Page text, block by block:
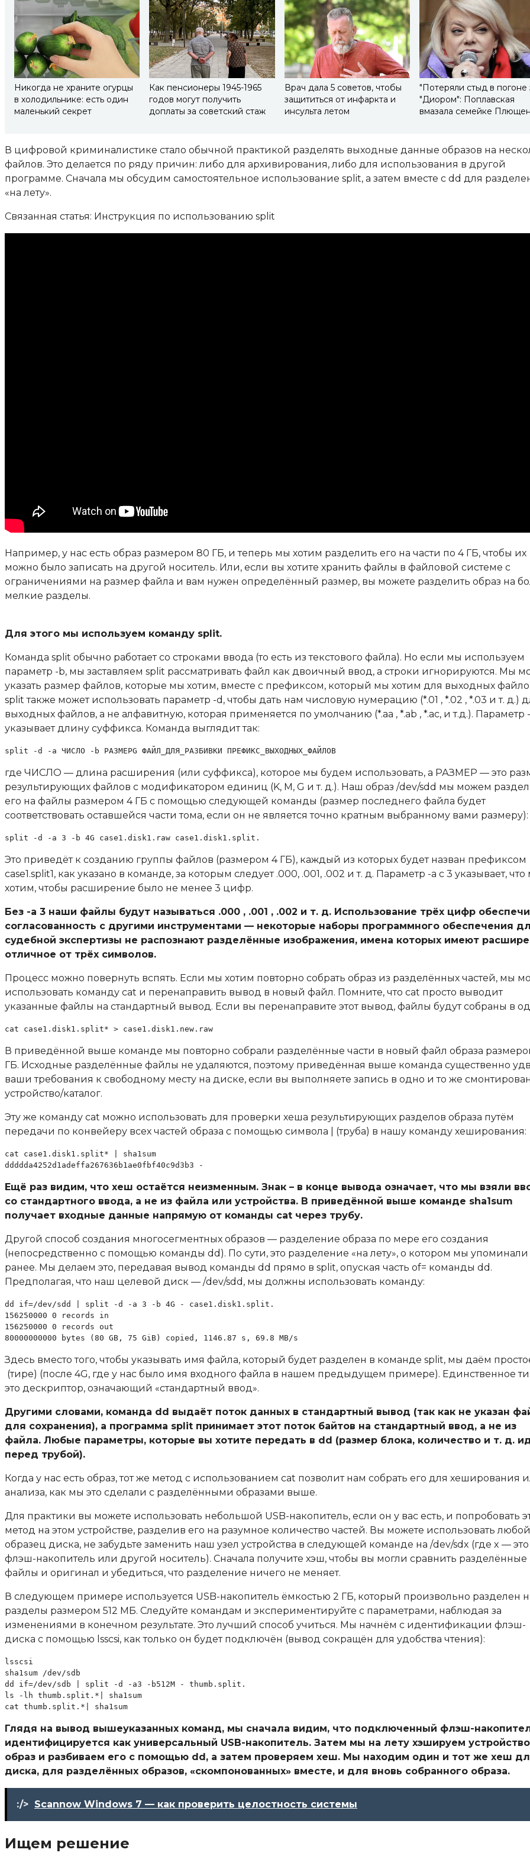
Никогда не храните огурцы
в холодильнике: есть один
маленький секрет
Как пенсионеры 1945-1965
годов могут получить
доплаты за советский стаж
Врач дала 5 советов, чтобы
защититься от инфаркта и
инсульта летом
"Потеряли стыд в погоне
"Диором": Поплавская
вмазала семейке
В цифровой криминалистике стало обычной практикой разделять выходные данные образов на
файлов. Это делается по ряду причин: либо для архивирования, либо для использования в другой
программе. Сначала мы обсудим самостоятельное использование split, а затем вместе с dd для
«на лету».
Связанная статья: Инструкция по использованию split
Например, у нас есть образ размером 80 ГБ, и теперь мы хотим разделить его на части по 4 ГБ, чтобы их
можно было записать на другой носитель. Или, если вы хотите хранить файлы в файловой системе с
ограничениями на размер файла и вам нужен определённый размер, вы можете разделить образ на
мелкие разделы.
Для этого мы используем команду split.
Команда split обычно работает со строками ввода (то есть из текстового файла). Но если мы используем
параметр -b, мы заставляем split рассматривать файл как двоичный ввод, а строки игнорируются. Мы
указать размер файлов, которые мы хотим, вместе с префиксом, который мы хотим для выходных
split также может использовать параметр -d, чтобы дать нам числовую нумерацию (*.01 , *.02 , *.03 и т. д.)
выходных файлов, а не алфавитную, которая применяется по умолчанию (*.aa , *.ab , *.ac, и т.д.). Параметр
указывает длину суффикса. Команда выглядит так:
split -d -a ЧИСЛО -b РАЗМЕРG ФАЙЛ_ДЛЯ_РАЗБИВКИ ПРЕФИКС_ВЫХОДНЫХ_ФАЙЛОВ
где ЧИСЛО — длина расширения (или суффикса), которое мы будем использовать, а РАЗМЕР — это
результирующих файлов с модификатором единиц (K, M, G и т. д.). Наш образ /dev/sdd мы можем
его на файлы размером 4 ГБ с помощью следующей команды (размер последнего файла будет
соответствовать оставшейся части тома, если он не является точно кратным выбранному вами размеру):
split -d -a 3 -b 4G case1.disk1.raw case1.disk1.split.
Это приведёт к созданию группы файлов (размером 4 ГБ), каждый из которых будет назван префиксом
case1.split1, как указано в команде, за которым следует .000, .001, .002 и т. д. Параметр -a с 3 указывает, что
хотим, чтобы расширение было не менее 3 цифр.
Без -a 3 наши файлы будут называться .000 , .001 , .002 и т. д. Использование трёх цифр
согласованность с другими инструментами — некоторые наборы программного обеспечения
судебной экспертизы не распознают разделённые изображения, имена которых имеют
отличное от трёх символов.
Процесс можно повернуть вспять. Если мы хотим повторно собрать образ из разделённых частей, мы
использовать команду cat и перенаправить вывод в новый файл. Помните, что cat просто выводит
указанные файлы на стандартный вывод. Если вы перенаправите этот вывод, файлы будут собраны в
cat case1.disk1.split* > case1.disk1.new.raw
В приведённой выше команде мы повторно собрали разделённые части в новый файл образа
ГБ. Исходные разделённые файлы не удаляются, поэтому приведённая выше команда существенно
ваши требования к свободному месту на диске, если вы выполняете запись в одно и то же
устройство/каталог.
Эту же команду cat можно использовать для проверки хеша результирующих разделов образа путём
передачи по конвейеру всех частей образа с помощью символа | (труба) в нашу команду хеширования:
cat case1.disk1.split* | sha1sum
ddddda4252d1adeffa267636b1ae0fbf40c9d3b3 -
Ещё раз видим, что хеш остаётся неизменным. Знак – в конце вывода означает, что мы взяли
со стандартного ввода, а не из файла или устройства. В приведённой выше команде sha1sum
получает входные данные напрямую от команды cat через трубу.
Другой способ создания многосегментных образов — разделение образа по мере его создания
(непосредственно с помощью команды dd). По сути, это разделение «на лету», о котором мы упоминали
ранее. Мы делаем это, передавая вывод команды dd прямо в split, опуская часть of= команды dd.
Предполагая, что наш целевой диск — /dev/sdd, мы должны использовать команду:
dd if=/dev/sdd | split -d -a 3 -b 4G - case1.disk1.split.
156250000 0 records in
156250000 0 records out
80000000000 bytes (80 GB, 75 GiB) copied, 1146.87 s, 69.8 MB/s
Здесь вместо того, чтобы указывать имя файла, который будет разделен в команде split, мы даём
(тире) (после 4G, где у нас было имя входного файла в нашем предыдущем примере). Единственное
это дескриптор, означающий «стандартный ввод».
Другими словами, команда dd выдаёт поток данных в стандартный вывод (так как не указан
для сохранения), а программа split принимает этот поток байтов на стандартный ввод, а не из
файла. Любые параметры, которые вы хотите передать в dd (размер блока, количество и т. д.
перед трубой).
Когда у нас есть образ, тот же метод с использованием cat позволит нам собрать его для хеширования
анализа, как мы это сделали с разделёнными образами выше.
Для практики вы можете использовать небольшой USB-накопитель, если он у вас есть, и попробовать
метод на этом устройстве, разделив его на разумное количество частей. Вы можете использовать любой
образец диска, не забудьте заменить наш узел устройства в следующей команде на /dev/sdx (где x —
флэш-накопитель или другой носитель). Сначала получите хэш, чтобы вы могли сравнить разделённые
файлы и оригинал и убедиться, что разделение ничего не меняет.
В следующем примере используется USB-накопитель ёмкостью 2 ГБ, который произвольно разделен
разделы размером 512 МБ. Следуйте командам и экспериментируйте с параметрами, наблюдая за
изменениями в конечном результате. Это лучший способ учиться. Мы начнём с идентификации флэш-
диска с помощью lsscsi, как только он будет подключён (вывод сокращён для удобства чтения):
lsscsi
sha1sum /dev/sdb
dd if=/dev/sdb | split -d -a3 -b512M - thumb.split.
ls -lh thumb.split.*| sha1sum
cat thumb.split.*| sha1sum
Глядя на вывод вышеуказанных команд, мы сначала видим, что подключенный флэш-
идентифицируется как универсальный USB-накопитель. Затем мы на лету хэшируем
образ и разбиваем его с помощью dd, а затем проверяем хеш. Мы находим один и тот же хеш
диска, для разделённых образов, «скомпонованных» вместе, и для вновь собранного образа.
:/> Scannow Windows 7 — как проверить целостность системы
Ищем решение